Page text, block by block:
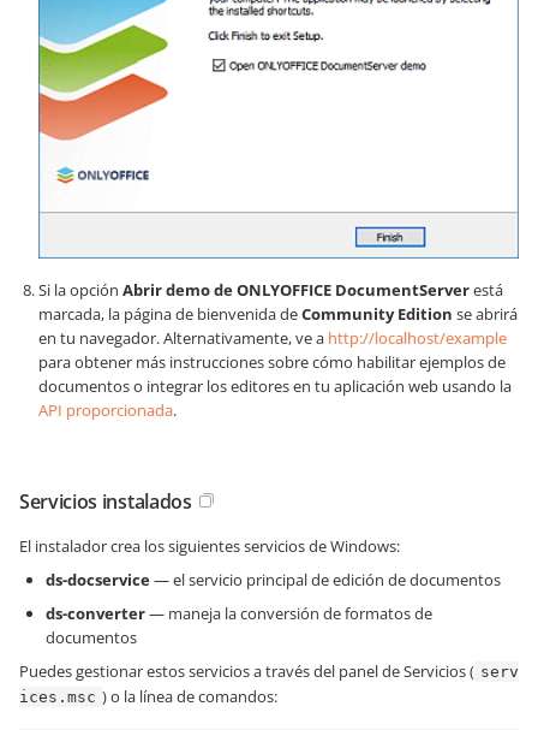
Si la opción Abrir demo de ONLYOFFICE DocumentServerestá
marcada, la página de bienvenida deCommunity Edition se abrirá
en tu navegador. Alternativamente, ve a http://localhost/example
para obtener más instrucciones sobre cómo habilitar ejemplos de
documentos o integrar los editores en tu aplicación web usando la
API proporcionada.
Servicios instalados
El instalador crea los siguientes servicios de Windows:
ds-docservice— el servicio principal de edición de documentos
ds-converter— maneja la conversión de formatos de
documentos
Puedes gestionar estos servicios a través del panel de Servicios ( serv
ices.msc ) o la línea de comandos: